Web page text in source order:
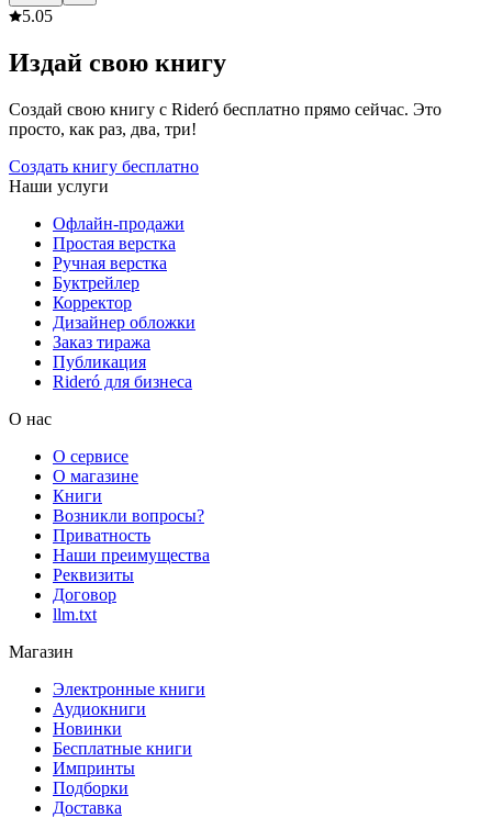
5.05
Издай свою книгу
Создай свою книгу с Rideró бесплатно прямо сейчас. Это
просто, как раз, два, три!
Создать книгу бесплатно
Наши услуги
Офлайн-продажи
Простая верстка
Ручная верстка
Буктрейлер
Корректор
Дизайнер обложки
Заказ тиража
Публикация
Rideró для бизнеса
О нас
О сервисе
О магазине
Книги
Возникли вопросы?
Приватность
Наши преимущества
Реквизиты
Договор
llm.txt
Магазин
Электронные книги
Аудиокниги
Новинки
Бесплатные книги
Импринты
Подборки
Доставка